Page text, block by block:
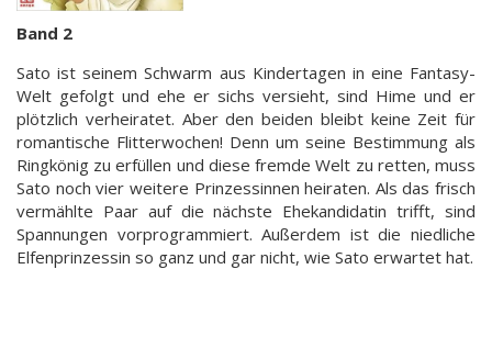
Band 2
Sato ist seinem Schwarm aus Kindertagen in eine Fantasy-
Welt gefolgt und ehe er sichs versieht, sind Hime und er
plötzlich verheiratet. Aber den beiden bleibt keine Zeit für
romantische Flitterwochen! Denn um seine Bestimmung als
Ringkönig zu erfüllen und diese fremde Welt zu retten, muss
Sato noch vier weitere Prinzessinnen heiraten. Als das frisch
vermählte Paar auf die nächste Ehekandidatin trifft, sind
Spannungen vorprogrammiert. Außerdem ist die niedliche
Elfenprinzessin so ganz und gar nicht, wie Sato erwartet hat.